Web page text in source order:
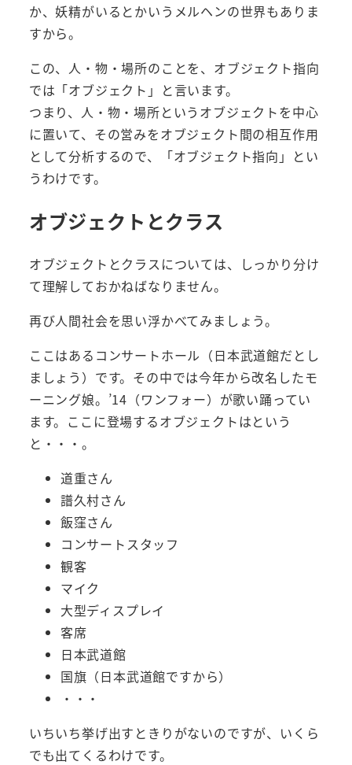
か、妖精がいるとかいうメルヘンの世界もありま
すから。
この、人・物・場所のことを、オブジェクト指向
では「オブジェクト」と言います。
つまり、人・物・場所というオブジェクトを中心
に置いて、その営みをオブジェクト間の相互作用
として分析するので、「オブジェクト指向」とい
うわけです。
オブジェクトとクラス
オブジェクトとクラスについては、しっかり分け
て理解しておかねばなりません。
再び人間社会を思い浮かべてみましょう。
ここはあるコンサートホール（日本武道館だとし
ましょう）です。その中では今年から改名したモ
ーニング娘。’14（ワンフォー）が歌い踊ってい
ます。ここに登場するオブジェクトはという
と・・・。
道重さん
譜久村さん
飯窪さん
コンサートスタッフ
観客
マイク
大型ディスプレイ
客席
日本武道館
国旗（日本武道館ですから）
・・・
いちいち挙げ出すときりがないのですが、いくら
でも出てくるわけです。